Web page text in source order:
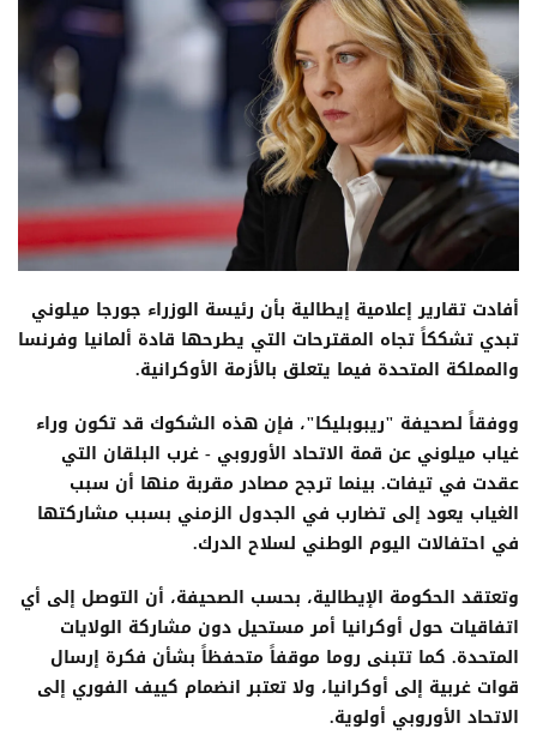
أفادت تقارير إعلامية إيطالية بأن رئيسة الوزراء جورجا ميلوني
تبدي تشككاً تجاه المقترحات التي يطرحها قادة ألمانيا وفرنسا
والمملكة المتحدة فيما يتعلق بالأزمة الأوكرانية.
ووفقاً لصحيفة "ريبوبليكا"، فإن هذه الشكوك قد تكون وراء
غياب ميلوني عن قمة الاتحاد الأوروبي - غرب البلقان التي
عقدت في تيفات. بينما ترجح مصادر مقربة منها أن سبب
الغياب يعود إلى تضارب في الجدول الزمني بسبب مشاركتها
في احتفالات اليوم الوطني لسلاح الدرك.
وتعتقد الحكومة الإيطالية، بحسب الصحيفة، أن التوصل إلى أي
اتفاقيات حول أوكرانيا أمر مستحيل دون مشاركة الولايات
المتحدة. كما تتبنى روما موقفاً متحفظاً بشأن فكرة إرسال
قوات غربية إلى أوكرانيا، ولا تعتبر انضمام كييف الفوري إلى
الاتحاد الأوروبي أولوية.